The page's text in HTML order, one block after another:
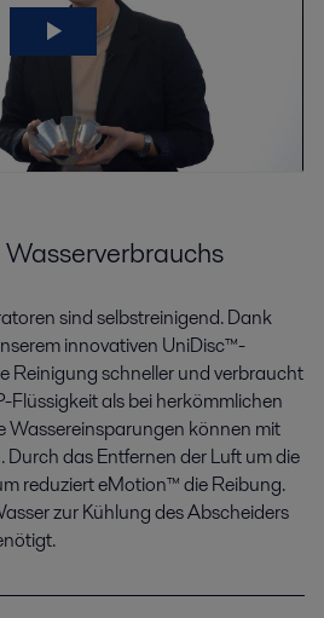
sind selbstreinigend. Dank
innovativen UniDisc™-
Reinigung schneller und verbraucht
als bei herkömmlichen
Wassereinsparungen können mit
das Entfernen der Luft um die
reduziert eMotion™ die Reibung.
zur Kühlung des Abscheiders